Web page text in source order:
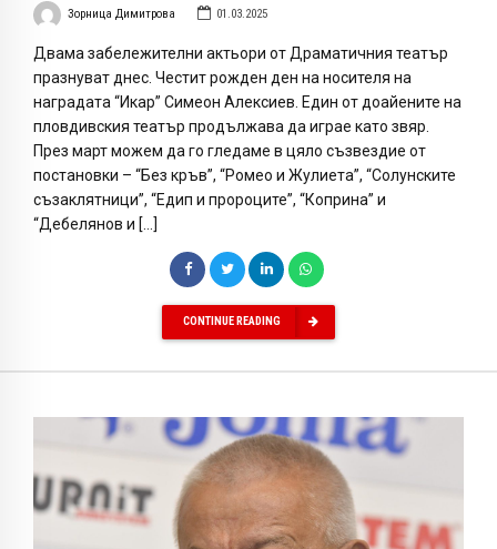
Зорница Димитрова 01.03.2025
Двама забележителни актьори от Драматичния театър
празнуват днес. Честит рожден ден на носителя на
наградата “Икар” Симеон Алексиев. Един от доайените на
пловдивския театър продължава да играе като звяр.
През март можем да го гледаме в цяло съзвездие от
постановки – “Без кръв”, “Ромео и Жулиета”, “Солунските
съзаклятници”, “Едип и пророците”, “Коприна” и
“Дебелянов и […]
CONTINUE READING